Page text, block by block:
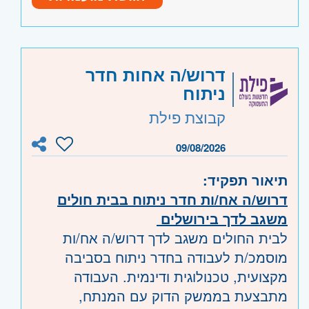
****תקנים: לכל הארץ ****
המשרה מיועדת לנשים וגברים כאחד.
המשרה מיועדת לנשים וגברים כאחד
היקף משרה: משרה מלאה, לפי שעות
קוד משרה:JB-1125
- תל אביב, פתח תקווה, רמת גן
וגבעתיים, בקעת אונו וגבעת שמואל, חולון
דרום- אשדוד, קרית גת, באר שבע, דימונה,
אשקלון, קרית מלאכי, ערד וים המלח
השפלה- ראשון לציון ונס- ציונה, רמלה לוד,
רחובות, יבנה
דרוש/ה אחות חדר
ניתוח
קבוצת פילת
09/08/2026
תיאור תפקיד:
דרוש/ה אח/ות חדר ניתוח בבית חולים
משגב לדך בירושלים
לבית החולים משגב לדך דרוש/ה אח/ות
מוסמכ/ת לעבודה בחדר ניתוח בסביבה
מקצועית, טכנולוגית ודינמית. העבודה
מתבצעת בממשק הדוק עם המנתח,